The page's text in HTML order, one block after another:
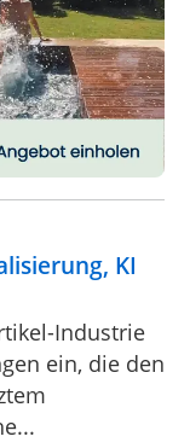
KI
Industrie
ein, die den